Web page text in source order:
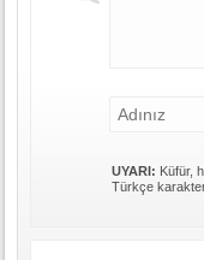
UYARI: Küfür,
Türkçe